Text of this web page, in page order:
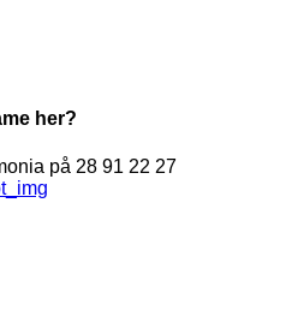
her?
på 28 91 22 27